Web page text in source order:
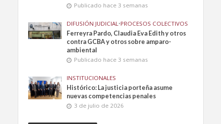
Publicado hace 3 semanas
DIFUSIÓN JUDICIAL •PROCESOS COLECTIVOS
Ferreyra Pardo, Claudia Eva Edith y otros
contra GCBA y otros sobre amparo-
ambiental
Publicado hace 3 semanas
INSTITUCIONALES
Histórico: La justicia porteña asume
nuevas competencias penales
3 de julio de 2026